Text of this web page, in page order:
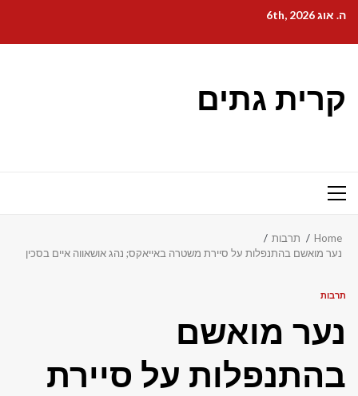
content
ה. אוג 6th, 2026
קרית גתים
Primary
Home
תרבות
נער מואשם בהתנפלות על סיירת משטרה באייאקס; נהג אושאווה איים בסכין
תרבות
נער מואשם
בהתנפלות על סיירת